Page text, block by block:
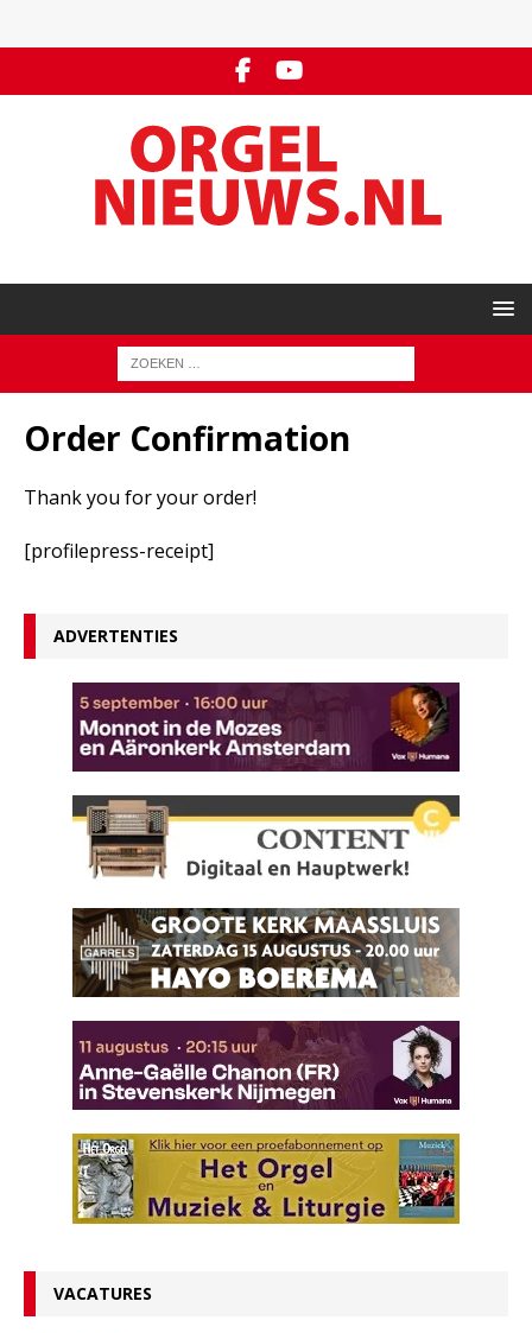
Order Confirmation
Thank you for your order!
[profilepress-receipt]
ADVERTENTIES
VACATURES